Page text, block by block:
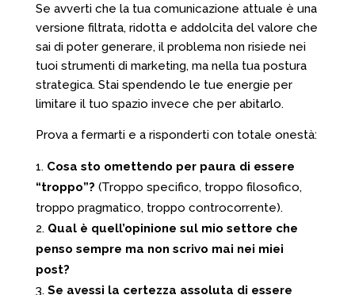
Se avverti che la tua comunicazione attuale è una
versione filtrata, ridotta e addolcita del valore che
sai di poter generare, il problema non risiede nei
tuoi strumenti di marketing, ma nella tua postura
strategica. Stai spendendo le tue energie per
limitare il tuo spazio invece che per abitarlo.
Prova a fermarti e a risponderti con totale onestà:
Cosa sto omettendo per paura di essere
“troppo”? (Troppo specifico, troppo filosofico,
troppo pragmatico, troppo controcorrente).
Qual è quell’opinione sul mio settore che
penso sempre ma non scrivo mai nei miei
post?
Se avessi la certezza assoluta di essere